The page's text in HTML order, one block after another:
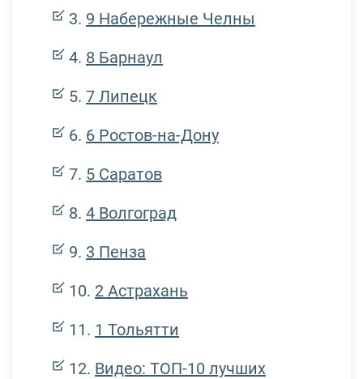
9 Набережные Челны
8 Барнаул
7 Липецк
6 Ростов-на-Дону
5 Саратов
4 Волгоград
3 Пенза
2 Астрахань
1 Тольятти
Видео: ТОП-10 лучших